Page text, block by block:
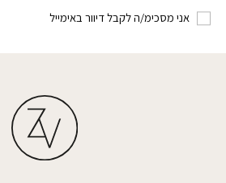
אני מסכימ/ה לקבל דיוור באימייל